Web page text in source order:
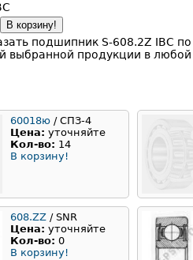
В корзину!
подшипник S-608.2Z IBC
выбранной продукции в любой
60018ю / СПЗ-4
Цена: уточняйте
Кол-во: 14
В корзину!
608.ZZ / SNR
Цена: уточняйте
Кол-во: 0
В корзину!